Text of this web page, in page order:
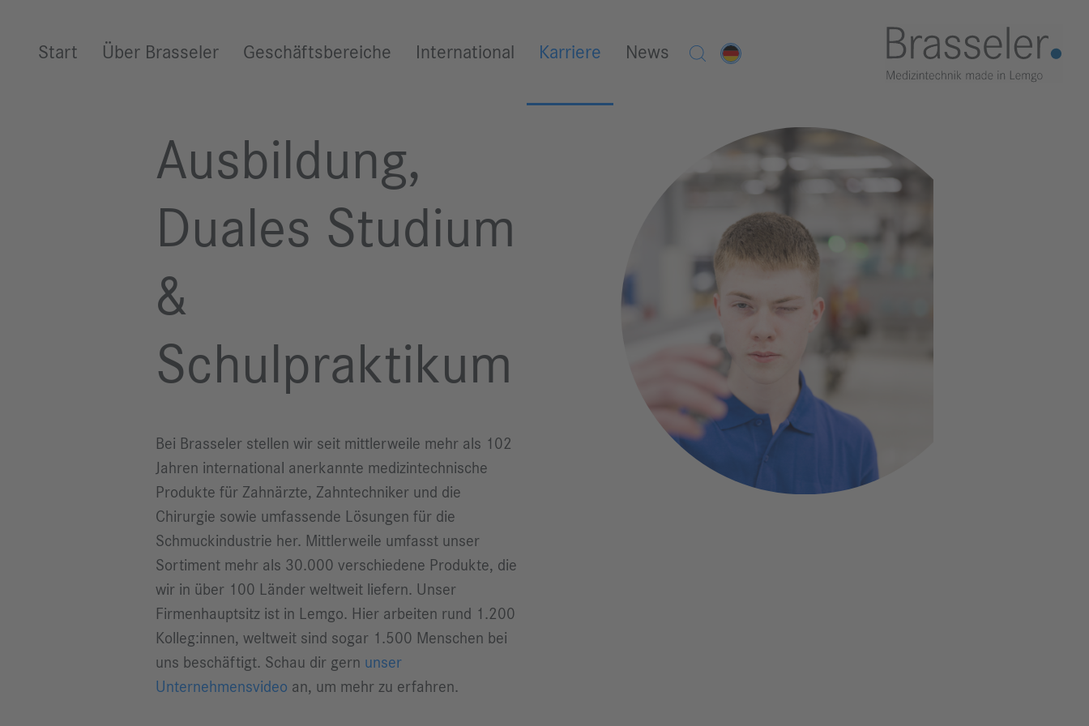
Start Über Brasseler Geschäftsbereiche International Karriere News
Ausbildung,
Duales Studium
&
Schulpraktikum
Bei Brasseler stellen wir seit mittlerweile mehr als 102
Jahren international anerkannte medizintechnische
Produkte für Zahnärzte, Zahntechniker und die
Chirurgie sowie umfassende Lösungen für die
Schmuckindustrie her. Mittlerweile umfasst unser
Sortiment mehr als 30.000 verschiedene Produkte, die
wir in über 100 Länder weltweit liefern. Unser
Firmenhauptsitz ist in Lemgo. Hier arbeiten rund 1.200
Kolleg:innen, weltweit sind sogar 1.500 Menschen bei
uns beschäftigt. Schau dir gern unser
Unternehmensvideo an, um mehr zu erfahren.